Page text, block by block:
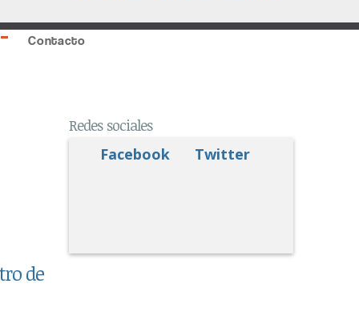
Contacto
de
Redes sociales
Facebook
Twitter